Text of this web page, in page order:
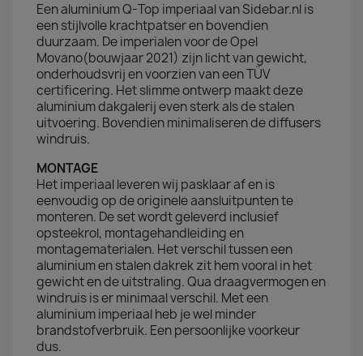
Een aluminium Q-Top imperiaal van Sidebar.nl is
een stijlvolle krachtpatser en bovendien
duurzaam. De imperialen voor de Opel
Movano(bouwjaar 2021) zijn licht van gewicht,
onderhoudsvrij en voorzien van een TÜV
certificering. Het slimme ontwerp maakt deze
aluminium dakgalerij even sterk als de stalen
uitvoering. Bovendien minimaliseren de diffusers
windruis.
MONTAGE
Het imperiaal leveren wij pasklaar af en is
eenvoudig op de originele aansluitpunten te
monteren. De set wordt geleverd inclusief
opsteekrol, montagehandleiding en
montagematerialen. Het verschil tussen een
aluminium en stalen dakrek zit hem vooral in het
gewicht en de uitstraling. Qua draagvermogen en
windruis is er minimaal verschil. Met een
aluminium imperiaal heb je wel minder
brandstofverbruik. Een persoonlijke voorkeur
dus.